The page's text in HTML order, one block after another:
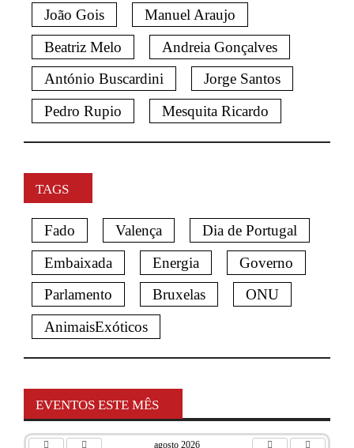
João Gois
Manuel Araujo
Beatriz Melo
Andreia Gonçalves
António Buscardini
Jorge Santos
Pedro Rupio
Mesquita Ricardo
TAGS
Fado Valença
Dia de Portugal
Embaixada
Energia
Governo
Parlamento
Bruxelas
ONU
AnimaisExóticos
EVENTOS ESTE MÊS
agosto 2026